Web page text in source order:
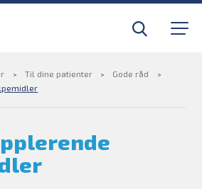
Til dine patienter
Gode råd